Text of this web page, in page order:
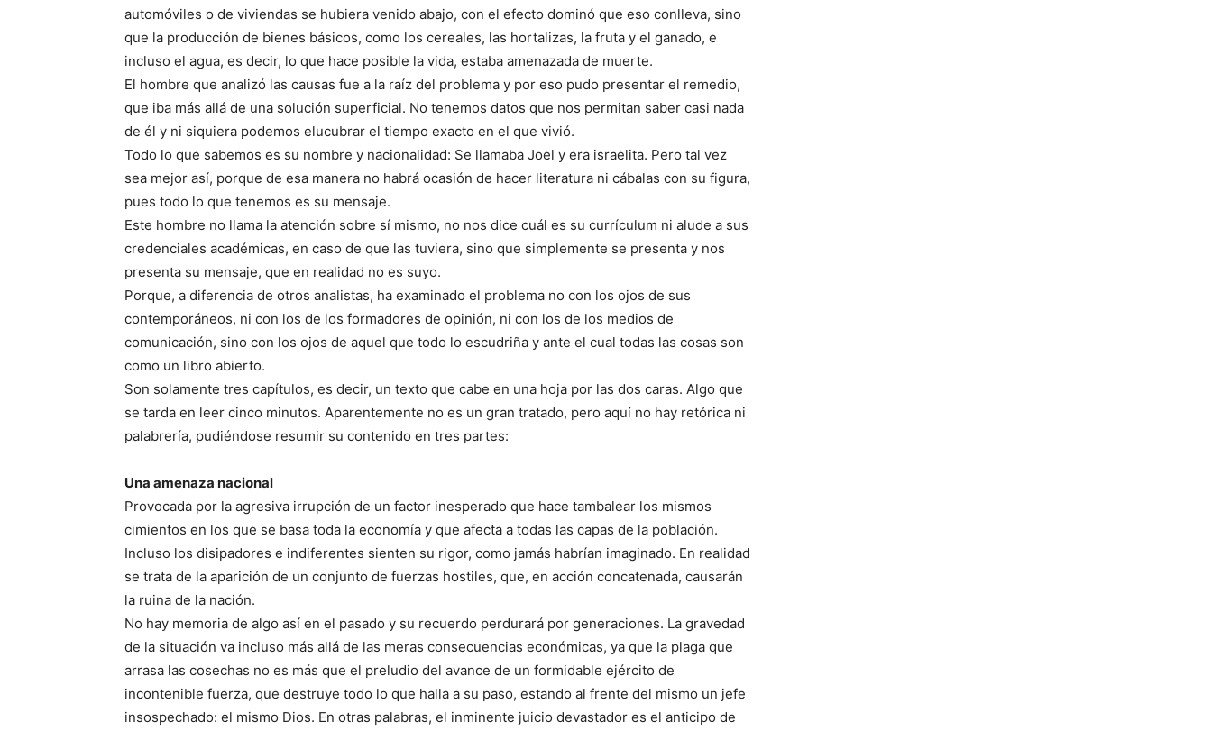
automóviles o de viviendas se hubiera venido abajo, con el efecto dominó que eso conlleva, sino
que la producción de bienes básicos, como los cereales, las hortalizas, la fruta y el ganado, e
incluso el agua, es decir, lo que hace posible la vida, estaba amenazada de muerte.
El hombre que analizó las causas fue a la raíz del problema y por eso pudo presentar el remedio,
que iba más allá de una solución superficial. No tenemos datos que nos permitan saber casi nada
de él y ni siquiera podemos elucubrar el tiempo exacto en el que vivió.
Todo lo que sabemos es su nombre y nacionalidad: Se llamaba Joel y era israelita. Pero tal vez
sea mejor así, porque de esa manera no habrá ocasión de hacer literatura ni cábalas con su figura,
pues todo lo que tenemos es su mensaje.
Este hombre no llama la atención sobre sí mismo, no nos dice cuál es su currículum ni alude a sus
credenciales académicas, en caso de que las tuviera, sino que simplemente se presenta y nos
presenta su mensaje, que en realidad no es suyo.
Porque, a diferencia de otros analistas, ha examinado el problema no con los ojos de sus
contemporáneos, ni con los de los formadores de opinión, ni con los de los medios de
comunicación, sino con los ojos de aquel que todo lo escudriña y ante el cual todas las cosas son
como un libro abierto.
Son solamente tres capítulos, es decir, un texto que cabe en una hoja por las dos caras. Algo que
se tarda en leer cinco minutos. Aparentemente no es un gran tratado, pero aquí no hay retórica ni
palabrería, pudiéndose resumir su contenido en tres partes:
Una amenaza nacional
Provocada por la agresiva irrupción de un factor inesperado que hace tambalear los mismos
cimientos en los que se basa toda la economía y que afecta a todas las capas de la población.
Incluso los disipadores e indiferentes sienten su rigor, como jamás habrían imaginado. En realidad
se trata de la aparición de un conjunto de fuerzas hostiles, que, en acción concatenada, causarán
la ruina de la nación.
No hay memoria de algo así en el pasado y su recuerdo perdurará por generaciones. La gravedad
de la situación va incluso más allá de las meras consecuencias económicas, ya que la plaga que
arrasa las cosechas no es más que el preludio del avance de un formidable ejército de
incontenible fuerza, que destruye todo lo que halla a su paso, estando al frente del mismo un jefe
insospechado: el mismo Dios. En otras palabras, el inminente juicio devastador es el anticipo de